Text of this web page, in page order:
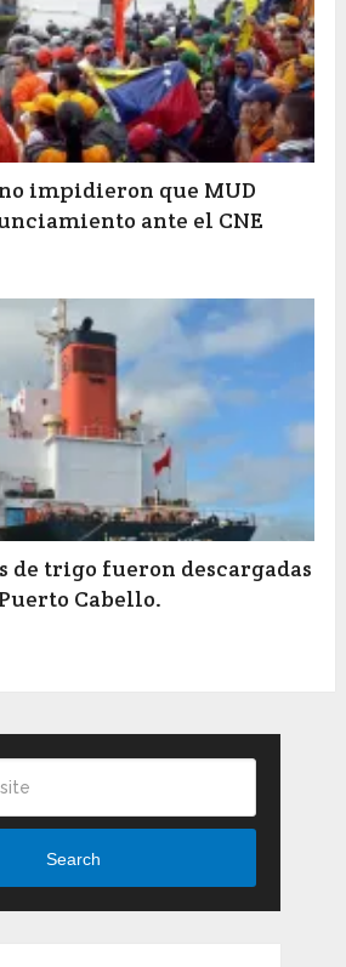
impidieron que MUD
ante el CNE
de trigo fueron descargadas
Cabello.
Search